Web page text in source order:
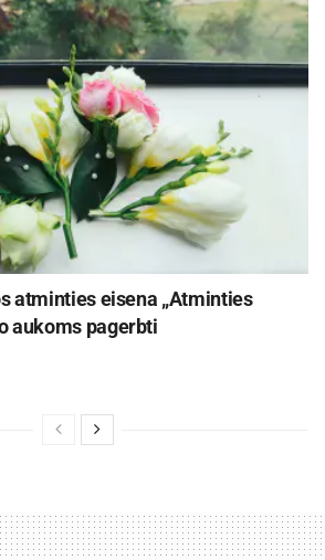
atminties eisena „Atminties
aukoms pagerbti